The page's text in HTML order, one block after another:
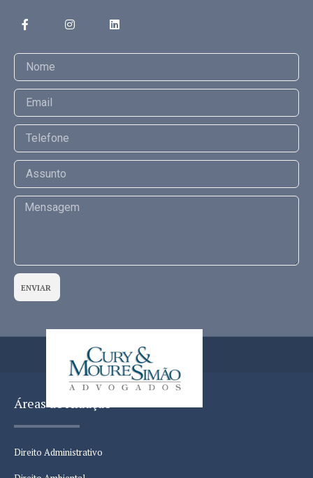
ENVIAR
Áreas de Atuação
Direito Administrativo